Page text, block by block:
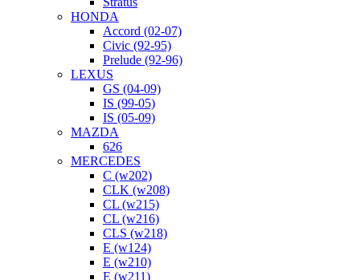
HONDA
Accord (02-07)
Civic (92-95)
Prelude (92-96)
LEXUS
GS (04-09)
IS (99-05)
IS (05-09)
MAZDA
626
MERCEDES
C (w202)
CLK (w208)
CL (w215)
CL (w216)
CLS (w218)
E (w124)
E (w210)
E (w211)